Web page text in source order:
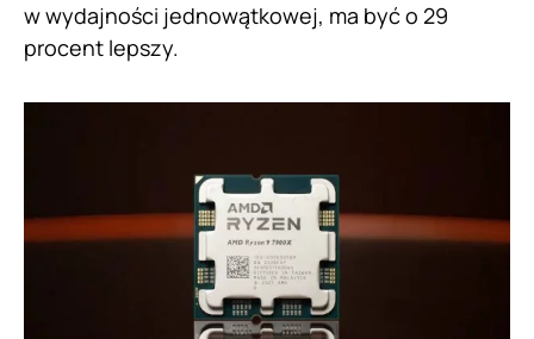
w wydajności jednowątkowej, ma być o 29
procent lepszy.